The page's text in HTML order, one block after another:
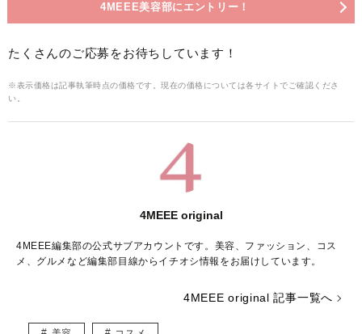
4MEEE美容部にエントリー！
たくさんのご応募をお待ちしています！
※表示価格は記事執筆時点の価格です。現在の価格については各サイトでご確認くださ
い。
4MEEE original
4MEEE編集部の公式サブアカウントです。美容、ファッション、コス
メ、グルメなど編集部目線からイチオシ情報をお届けしています。
4MEEE original 記事一覧へ